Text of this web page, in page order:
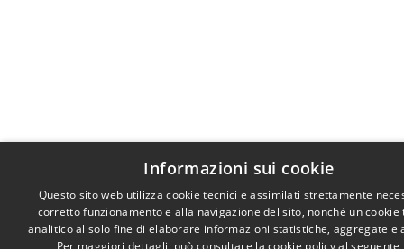
Informazioni sui cookie
Questo sito web utilizza cookie tecnici e assimilati strettamente
corretto funzionamento e alla navigazione del sito, nonché un cookie
analitico al solo fine di elaborare informazioni statistiche, aggregate e
Per maggiori dettagli, può consultare la cookie policy al seguente